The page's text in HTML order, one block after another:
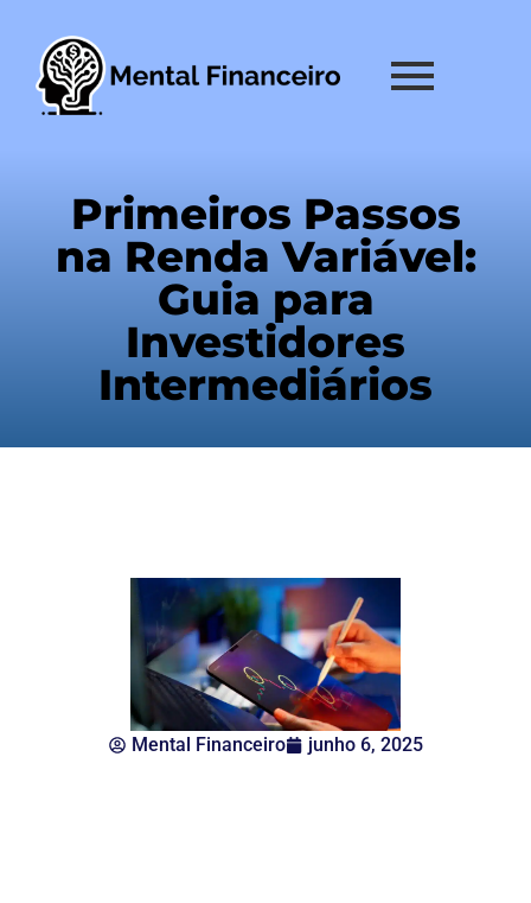
Primeiros Passos
na Renda Variável:
Guia para
Investidores
Intermediários
Mental Financeiro junho 6, 2025